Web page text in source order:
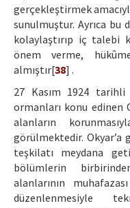
gerçekleştirmek
sunulmuştur. Ayrıca bu
kolaylaştırıp iç talebi
önem verme,
almıştır[38] .
27 Kasım 1924
ormanları konu edinen
alanların
görülmektedir.
teşkilatı meydana
bölümlerin
alanlarının
düzenlenmesiyle